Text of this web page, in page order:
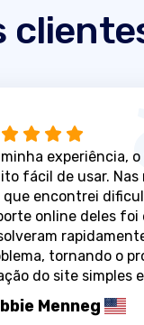
experiência, o
fácil de usar. Nas
que encontrei
online deles foi
tornando o
do site simples
Menneg